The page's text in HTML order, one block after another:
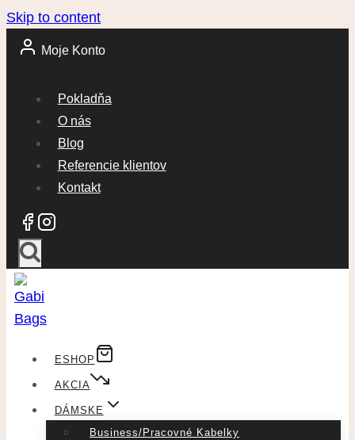
Skip to content
Moje Konto
Pokladňa
O nás
Blog
Referencie klientov
Kontakt
ESHOP
AKCIA
DÁMSKE
Business/pracovné Kabelky